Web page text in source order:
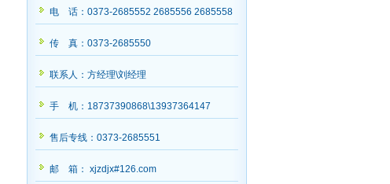
电 话：0373-2685552 2685556 2685558
传 真：0373-2685550
联系人：方经理\刘经理
手 机：18737390868\13937364147
售后专线：0373-2685551
邮 箱： xjzdjx#126.com